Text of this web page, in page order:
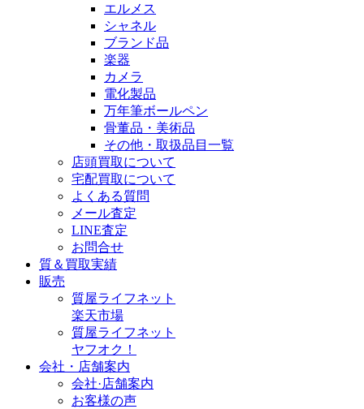
エルメス
シャネル
ブランド品
楽器
カメラ
電化製品
万年筆ボールペン
骨董品・美術品
その他・取扱品目一覧
店頭買取について
宅配買取について
よくある質問
メール査定
LINE査定
お問合せ
質＆買取実績
販売
質屋ライフネット
楽天市場
質屋ライフネット
ヤフオク！
会社・店舗案内
会社·店舗案内
お客様の声